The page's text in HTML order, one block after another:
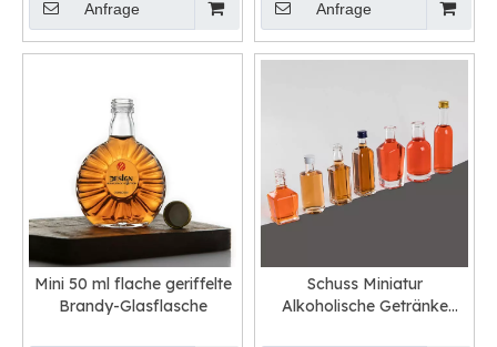
Anfrage Anfrage
Mini 50 ml flache geriffelte
Brandy-Glasflasche
Schuss Miniatur
Alkoholische Getränke